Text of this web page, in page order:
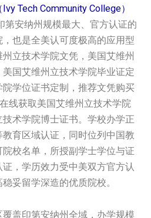
Tech Community College）
第安纳州规模最大、官方认证的
也是全美认可度极高的应用型
立技术学院文凭，美国‌艾维州
国‌艾维州立技术学院毕业证定
学位证书定制，推荐文凭购买
线获取美国‌艾维州立技术学院
术学院博士证书。学校办学正
育区域认证，同时位列中国教
校名单，所授副学士学位与证
，学历效力受中美双方官方认
妥留学深造的优质院校。
盖印第安纳州全域，办学规模